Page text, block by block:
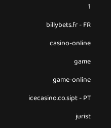
1
billybets.fr - FR
casino-online
game
game-online
icecasino.co.sipt - PT
jurist